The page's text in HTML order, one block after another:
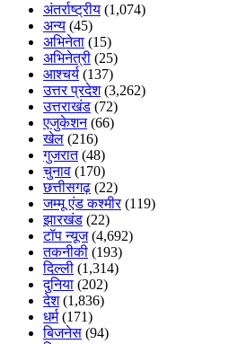
अंतर्राष्ट्रीय (1,074)
अन्य (45)
अभिनेता (15)
अभिनेत्री (25)
आश्चर्य (137)
उत्तर प्रदेश(3,262)
उत्तराखंड (72)
एजुकेशन(66)
खेल (216)
गुजरात(48)
चुनाव (170)
छत्तीसगढ़ (22)
जम्मू एंड कश्मीर(119)
झारखंड (22)
टॉप न्यूज(4,692)
तकनीकी (193)
दिल्ली (1,314)
दुनिया (202)
देश(1,836)
धर्म(171)
बिजनेस (94)